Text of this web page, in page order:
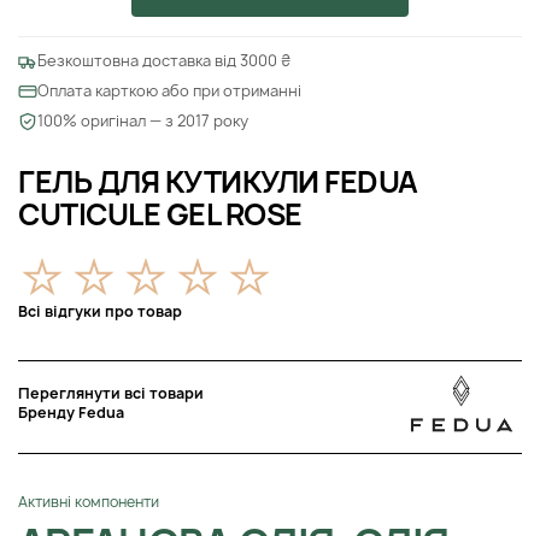
ГЕЛЬ ДЛЯ КУТИКУЛИ FEDUA
CUTICULE GEL ROSE
Всі відгуки про товар
Переглянути всі товари
Бренду Fedua
Активні компоненти
Безкоштовна доставка від 3000 ₴
Оплата карткою або при отриманні
100% оригінал — з 2017 року